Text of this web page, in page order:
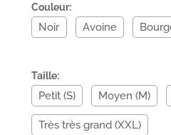
Couleur:
Noir Avoine
Taille:
Petit (S) Moyen (M)
Très très grand (XXL)